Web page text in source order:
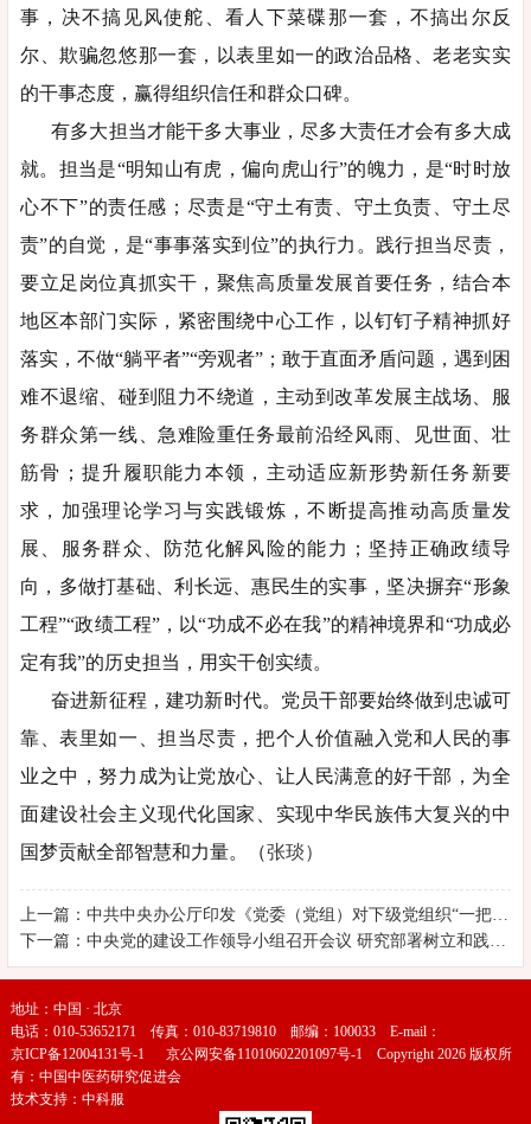
事，决不搞见风使舵、看人下菜碟那一套，不搞出尔反
尔、欺骗忽悠那一套，以表里如一的政治品格、老老实实
的干事态度，赢得组织信任和群众口碑。
有多大担当才能干多大事业，尽多大责任才会有多大成
就。担当是“明知山有虎，偏向虎山行”的魄力，是“时时放
心不下”的责任感；尽责是“守土有责、守土负责、守土尽
责”的自觉，是“事事落实到位”的执行力。践行担当尽责，
要立足岗位真抓实干，聚焦高质量发展首要任务，结合本
地区本部门实际，紧密围绕中心工作，以钉钉子精神抓好
落实，不做“躺平者”“旁观者”；敢于直面矛盾问题，遇到困
难不退缩、碰到阻力不绕道，主动到改革发展主战场、服
务群众第一线、急难险重任务最前沿经风雨、见世面、壮
筋骨；提升履职能力本领，主动适应新形势新任务新要
求，加强理论学习与实践锻炼，不断提高推动高质量发
展、服务群众、防范化解风险的能力；坚持正确政绩导
向，多做打基础、利长远、惠民生的实事，坚决摒弃“形象
工程”“政绩工程”，以“功成不必在我”的精神境界和“功成必
定有我”的历史担当，用实干创实绩。
奋进新征程，建功新时代。党员干部要始终做到忠诚可
靠、表里如一、担当尽责，把个人价值融入党和人民的事
业之中，努力成为让党放心、让人民满意的好干部，为全
面建设社会主义现代化国家、实现中华民族伟大复兴的中
国梦贡献全部智慧和力量。（张琰）
上一篇：中共中央办公厅印发《党委（党组）对下级党组织“一把手”开展监督谈话工作办法》
下一篇：中央党的建设工作领导小组召开会议 研究部署树立和践行正确政绩观学习教育工作
地址：中国 · 北京
电话：010-53652171 传真：010-83719810 邮编：100033 E-mail：
京ICP备12004131号-1
京公网安备11010602201097号-1 Copyright 2026 版权所
有：中国中医药研究促进会
技术支持： 中科服